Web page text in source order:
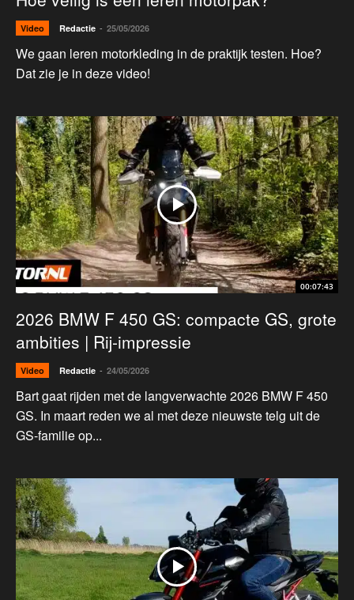
Video Redactie - 25/05/2026
We gaan leren motorkleding in de praktijk testen. Hoe?
Dat zie je in deze video!
00:07:43
2026 BMW F 450 GS: compacte GS, grote
ambities | Rij-impressie
Video Redactie - 24/05/2026
Bart gaat rijden met de langverwachte 2026 BMW F 450
GS. In maart reden we al met deze nieuwste telg uit de
GS-familie op...